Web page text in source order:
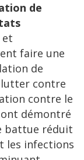
de
et
faire une
de
contre
contre le
ont démontré
battue réduit
les infections